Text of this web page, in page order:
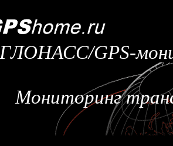
ГЛОНАСС/GPS-
Мониторинг